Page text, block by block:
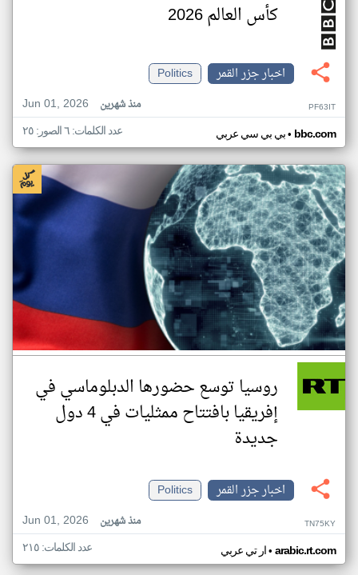
كأس العالم 2026
اخبار جزر القمر
Politics
Jun 01, 2026
منذ شهرين PF63IT
بي بي سي عربي• bbc.com عدد الكلمات: ٦ الصور: ٢٥
روسيا توسع حضورها الدبلوماسي في
إفريقيا بافتتاح ممثليات في 4 دول
جديدة
اخبار جزر القمر
Politics
Jun 01, 2026
منذ شهرين TN75KY
ار تي عربي• arabic.rt.com عدد الكلمات: ٢١٥